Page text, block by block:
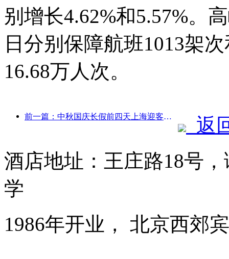
别增长4.62%和5.57%。
日分别保障航班1013架
16.68万人次。
前一篇：中秋国庆长假前四天上海迎客逾1511万人次，同比增长超两成
返
酒店地址：王庄路18号
学
1986年开业， 北京西